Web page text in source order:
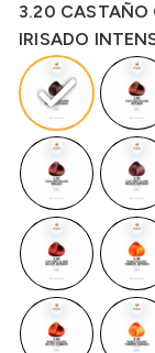
3.20 CASTAÑO
IRISADO